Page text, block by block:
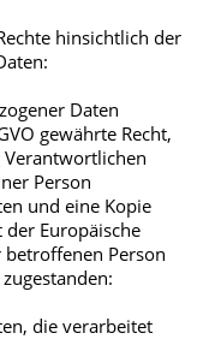
hinsichtlich der
Daten
gewährte Recht,
Person
und eine Kopie
Europäische
Person
die verarbeitet